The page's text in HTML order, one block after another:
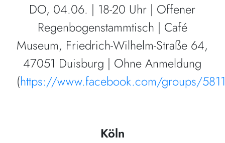
DO, 04.06. | 18-20 Uhr | Offener
Regenbogenstammtisch | Café
Museum, Friedrich-Wilhelm-Straße 64,
47051 Duisburg | Ohne Anmeldung
(https://www.facebook.com/groups/
Köln